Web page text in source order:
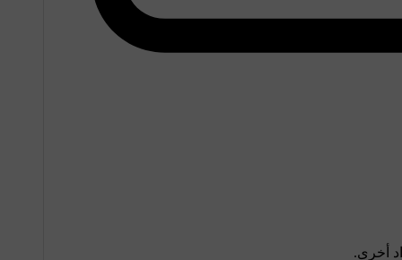
أخرى.